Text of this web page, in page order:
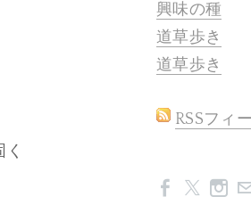
興味の種
道草歩き
道草歩き
RSSフィ